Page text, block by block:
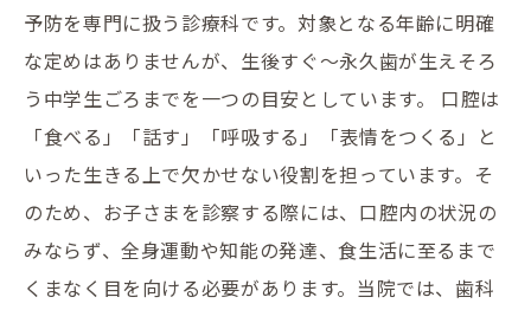
予防を専門に扱う診療科です。対象となる年齢に明確
な定めはありませんが、生後すぐ〜永久歯が生えそろ
う中学生ごろまでを一つの目安としています。 口腔は
「食べる」「話す」「呼吸する」「表情をつくる」と
いった生きる上で欠かせない役割を担っています。そ
のため、お子さまを診察する際には、口腔内の状況の
みならず、全身運動や知能の発達、食生活に至るまで
くまなく目を向ける必要があります。当院では、歯科